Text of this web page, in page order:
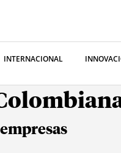
INTERNACIONAL